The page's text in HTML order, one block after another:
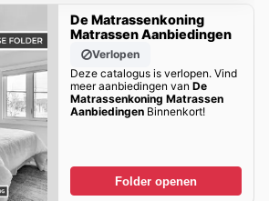
De Matrassenkoning
Matrassen Aanbiedingen
Verlopen
Deze catalogus is verlopen. Vind
meer aanbiedingen van De
Matrassenkoning Matrassen
AanbiedingenBinnenkort!
Folder openen